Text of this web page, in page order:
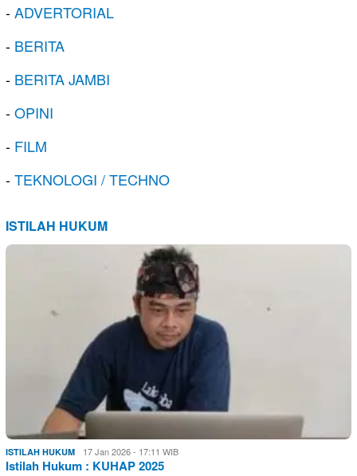
-ADVERTORIAL
- BERITA
- BERITA JAMBI
-OPINI
- FILM
-TEKNOLOGI / TECHNO
ISTILAH HUKUM
ISTILAH HUKUM 17 Jan 2026 - 17:11 WIB
Istilah Hukum : KUHAP 2025